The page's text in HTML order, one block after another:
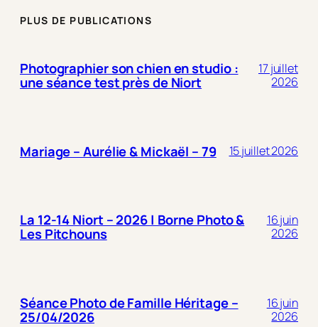
PLUS DE PUBLICATIONS
Photographier son chien en studio :
une séance test près de Niort
17 juillet
2026
Mariage – Aurélie & Mickaël – 79 15 juillet 2026
La 12-14 Niort – 2026 | Borne Photo &
Les Pitchouns
16 juin
2026
Séance Photo de Famille Héritage –
25/04/2026
16 juin
2026